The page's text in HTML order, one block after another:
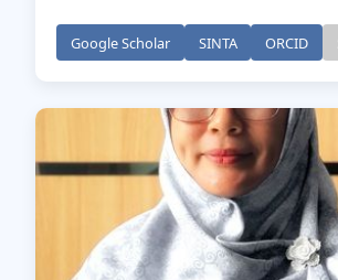
Google Scholar SINTA ORCID